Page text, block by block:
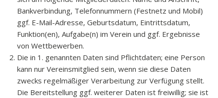
Bankverbindung, Telefonnummern (Festnetz und Mobil)
ggf. E-Mail-Adresse, Geburtsdatum, Eintrittsdatum,
Funktion(en), Aufgabe(n) im Verein und ggf. Ergebnisse
von Wettbewerben.
Die in 1. genannten Daten sind Pflichtdaten; eine Person
kann nur Vereinsmitglied sein, wenn sie diese Daten
zwecks regelmäßiger Verarbeitung zur Verfügung stellt.
Die Bereitstellung ggf. weiterer Daten ist freiwillig; sie ist